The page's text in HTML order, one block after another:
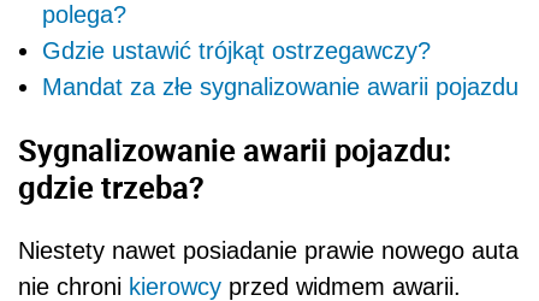
polega?
Gdzie ustawić trójkąt ostrzegawczy?
Mandat za złe sygnalizowanie awarii pojazdu
Sygnalizowanie awarii pojazdu:
gdzie trzeba?
Niestety nawet posiadanie prawie nowego auta
nie chroni kierowcy przed widmem awarii.